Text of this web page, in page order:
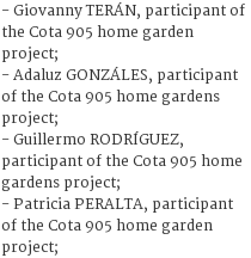
- Giovanny TERÁN, participant of
the Cota 905 home garden
project;
- Adaluz GONZÁLES, participant
of the Cota 905 home gardens
project;
- Guillermo RODRÍGUEZ,
participant of the Cota 905 home
gardens project;
- Patricia PERALTA, participant
of the Cota 905 home garden
project;